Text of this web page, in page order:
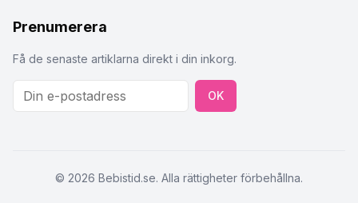
Prenumerera
Få de senaste artiklarna direkt i din inkorg.
OK
© 2026 Bebistid.se. Alla rättigheter förbehållna.